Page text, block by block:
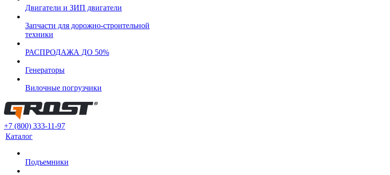
Двигатели и ЗИП двигатели
Запчасти для дорожно-строительной
техники
РАСПРОДАЖА ДО 50%
Генераторы
Вилочные погрузчики
+7 (800) 333-11-97
Каталог
Подъемники